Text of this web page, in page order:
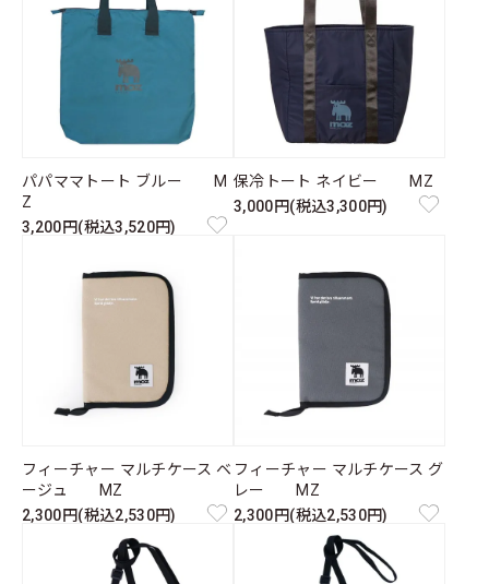
パパママトート ブルー M
Z
3,200円(税込3,520円)
保冷トート ネイビー MZ
3,000円(税込3,300円)
フィーチャー マルチケース ベ
ージュ MZ
2,300円(税込2,530円)
フィーチャー マルチケース グ
レー MZ
2,300円(税込2,530円)